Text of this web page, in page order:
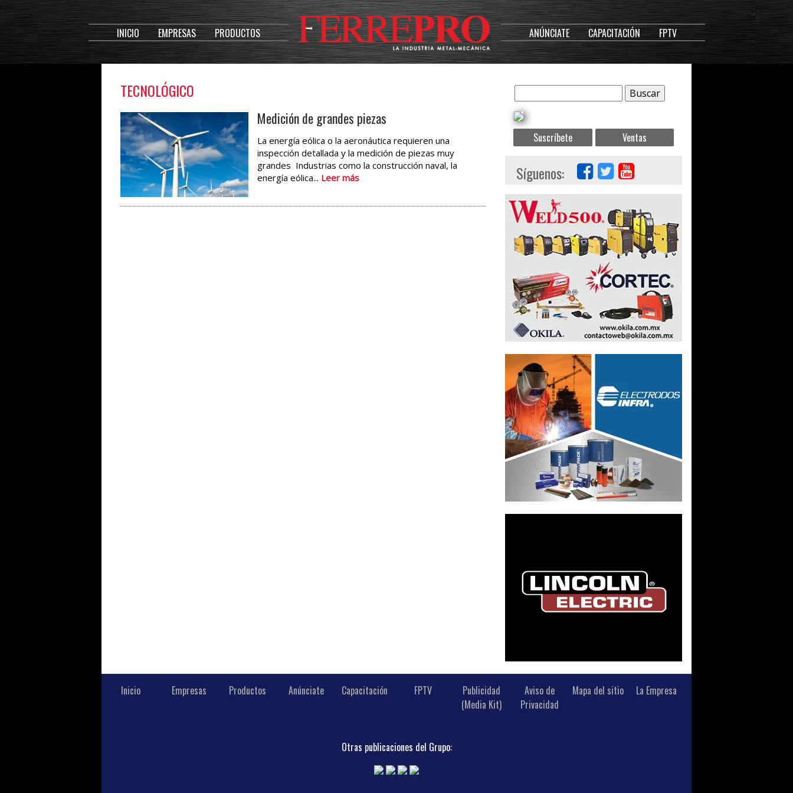
INICIO EMPRESAS PRODUCTOS ANÚNCIATE CAPACITACIÓN FPTV
TECNOLÓGICO
Medición de grandes piezas
La energía eólica o la aeronáutica requieren una
inspección detallada y la medición de piezas muy
grandes Industrias como la construcción naval, la
energía eólica... Leer más
Suscríbete Ventas
Síguenos:
Inicio Empresas Productos Anúnciate Capacitación FPTV
Publicidad
(Media Kit)
Aviso de
Privacidad
Mapa del sitio La Empresa
Otras publicaciones del Grupo: